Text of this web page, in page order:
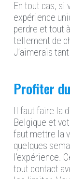
En tout cas, si
expérience
perdre et tout
tellement de
J’aimerais
Profiter
Il faut faire la
Belgique et
faut mettre la
quelques
l’expérience.
tout contact